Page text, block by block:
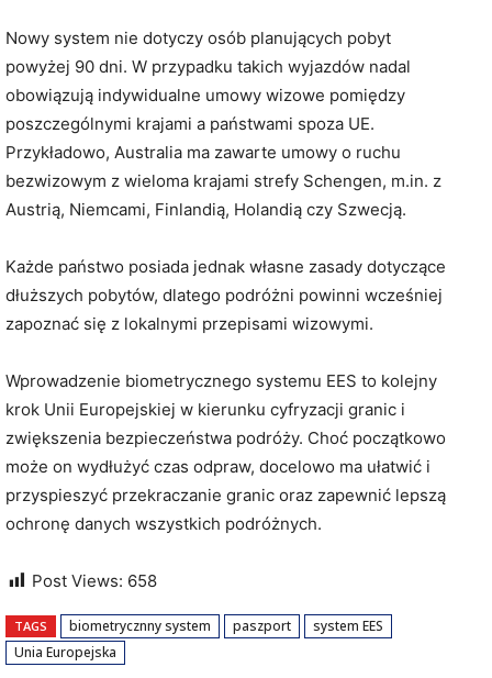
Nowy system nie dotyczy osób planujących pobyt
powyżej 90 dni. W przypadku takich wyjazdów nadal
obowiązują indywidualne umowy wizowe pomiędzy
poszczególnymi krajami a państwami spoza UE.
Przykładowo, Australia ma zawarte umowy o ruchu
bezwizowym z wieloma krajami strefy Schengen, m.in. z
Austrią, Niemcami, Finlandią, Holandią czy Szwecją.
Każde państwo posiada jednak własne zasady dotyczące
dłuższych pobytów, dlatego podróżni powinni wcześniej
zapoznać się z lokalnymi przepisami wizowymi.
Wprowadzenie biometrycznego systemu EES to kolejny
krok Unii Europejskiej w kierunku cyfryzacji granic i
zwiększenia bezpieczeństwa podróży. Choć początkowo
może on wydłużyć czas odpraw, docelowo ma ułatwić i
przyspieszyć przekraczanie granic oraz zapewnić lepszą
ochronę danych wszystkich podróżnych.
Post Views: 658
TAGS biometrycznny system paszport
system EES
Unia Europejska